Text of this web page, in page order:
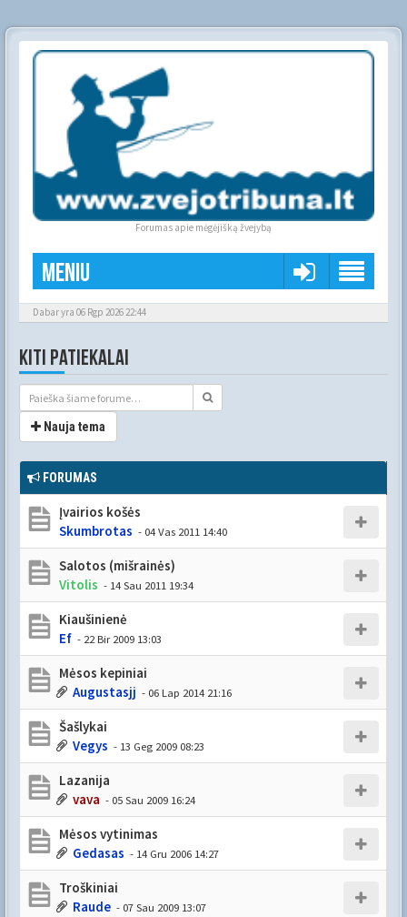
Forumas apie mėgėjišką žvejybą
Meniu
Dabar yra 06 Rgp 2026 22:44
KITI PATIEKALAI
Nauja tema
FORUMAS
Įvairios košės
Skumbrotas - 04 Vas 2011 14:40
Salotos (mišrainės)
Vitolis - 14 Sau 2011 19:34
Kiaušinienė
Ef - 22 Bir 2009 13:03
Mėsos kepiniai
Augustasjj - 06 Lap 2014 21:16
Šašlykai
Vegys - 13 Geg 2009 08:23
Lazanija
vava - 05 Sau 2009 16:24
Mėsos vytinimas
Gedasas - 14 Gru 2006 14:27
Troškiniai
Raude - 07 Sau 2009 13:07